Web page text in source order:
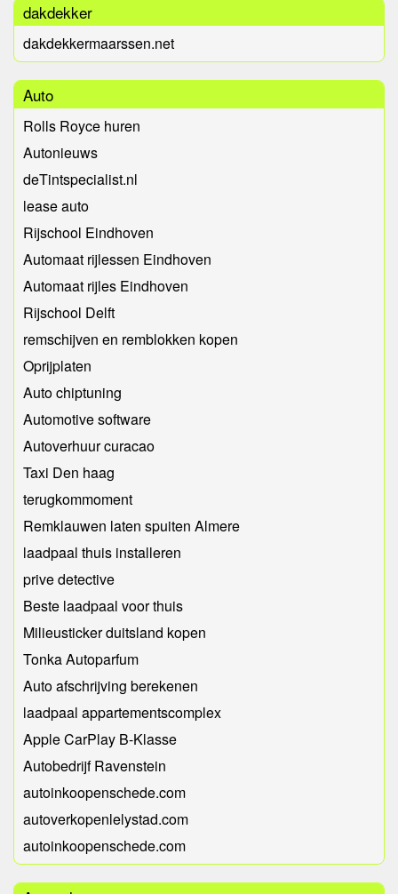
dakdekker
dakdekkermaarssen.net
Auto
Rolls Royce huren
Autonieuws
deTintspecialist.nl
lease auto
Rijschool Eindhoven
Automaat rijlessen Eindhoven
Automaat rijles Eindhoven
Rijschool Delft
remschijven en remblokken kopen
Oprijplaten
Auto chiptuning
Automotive software
Autoverhuur curacao
Taxi Den haag
terugkommoment
Remklauwen laten spuiten Almere
laadpaal thuis installeren
prive detective
Beste laadpaal voor thuis
Milieusticker duitsland kopen
Tonka Autoparfum
Auto afschrijving berekenen
laadpaal appartementscomplex
Apple CarPlay B-Klasse
Autobedrijf Ravenstein
autoinkoopenschede.com
autoverkopenlelystad.com
autoinkoopenschede.com